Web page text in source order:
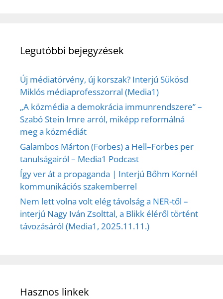
Legutóbbi bejegyzések
Új médiatörvény, új korszak? Interjú Sükösd
Miklós médiaprofesszorral (Media1)
„A közmédia a demokrácia immunrendszere” –
Szabó Stein Imre arról, miképp reformálná
meg a közmédiát
Galambos Márton (Forbes) a Hell–Forbes per
tanulságairól – Media1 Podcast
Így ver át a propaganda | Interjú Bőhm Kornél
kommunikációs szakemberrel
Nem lett volna volt elég távolság a NER-től –
interjú Nagy Iván Zsolttal, a Blikk éléről történt
távozásáról (Media1, 2025.11.11.)
Hasznos linkek